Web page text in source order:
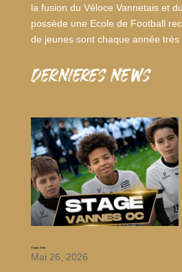
la fusion du Véloce Vannetais et
possède une Ecole de Football
de jeunes sont chaque année très
dernieres news
Stages d’été
Mai 26, 2026